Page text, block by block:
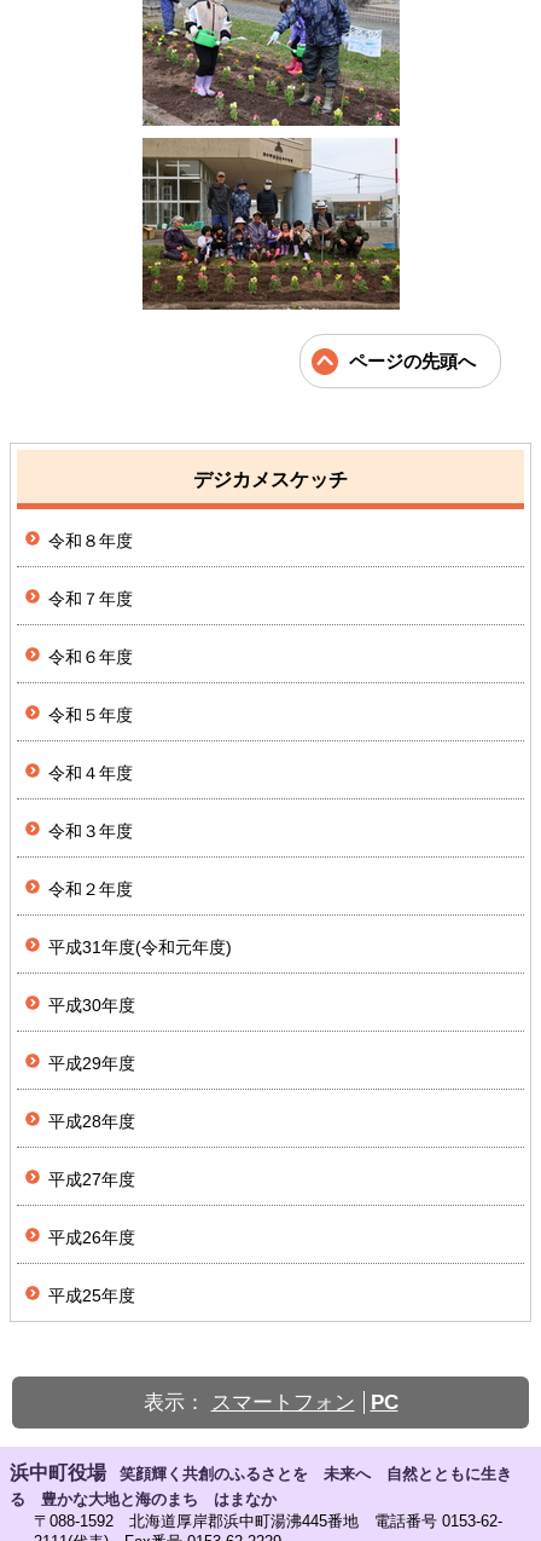
ページの先頭へ
デジカメスケッチ
令和８年度
令和７年度
令和６年度
令和５年度
令和４年度
令和３年度
令和２年度
平成31年度(令和元年度)
平成30年度
平成29年度
平成28年度
平成27年度
平成26年度
平成25年度
表示： スマートフォン PC
浜中町役場
笑顔輝く共創のふるさとを 未来へ 自然とともに生き
る 豊かな大地と海のまち はまなか
〒088-1592 北海道厚岸郡浜中町湯沸445番地 電話番号 0153-62-